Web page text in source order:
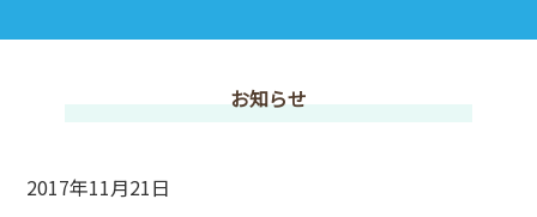
お知らせ
2017年11月21日